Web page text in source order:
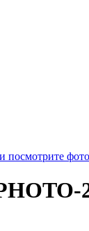
посмотрите